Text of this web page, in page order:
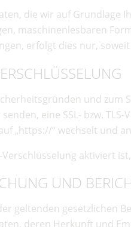
die wir auf
maschinenlesbaren
erfolgt dies nur,
und zum
eine SSL- bzw.
„https://“ wechselt und
Verschlüsselung aktiviert
UND
geltenden gesetzlichen
deren Herkunft und